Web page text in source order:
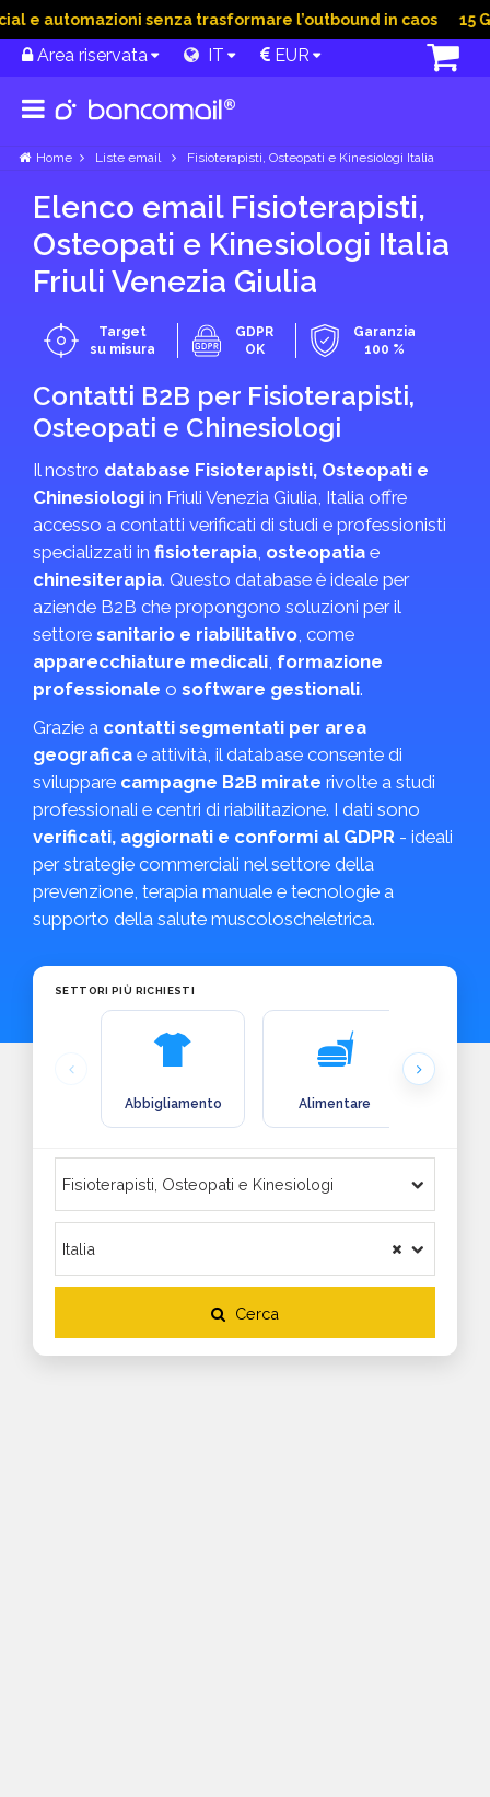
automazioni senza trasformare l’outbound in caos 15 Giu
Area riservata IT EUR
Home Liste email Fisioterapisti, Osteopati e Kinesiologi Italia
Elenco email Fisioterapisti,
Osteopati e Kinesiologi Italia
Friuli Venezia Giulia
Target
su misura
GDPR
OK
Garanzia
100 %
Contatti B2B per Fisioterapisti,
Osteopati e Chinesiologi
Il nostro database Fisioterapisti, Osteopati e
Chinesiologi in Friuli Venezia Giulia, Italia offre
accesso a contatti verificati di studi e professionisti
specializzati in fisioterapia, osteopatia e
chinesiterapia. Questo database è ideale per
aziende B2B che propongono soluzioni per il
settore sanitario e riabilitativo, come
apparecchiature medicali, formazione
professionale o software gestionali.
Grazie a contatti segmentati per area
geografica e attività, il database consente di
sviluppare campagne B2B mirate rivolte a studi
professionali e centri di riabilitazione. I dati sono
verificati, aggiornati e conformi al GDPR - ideali
per strategie commerciali nel settore della
prevenzione, terapia manuale e tecnologie a
supporto della salute muscoloscheletrica.
SETTORI PIÙ RICHIESTI
Abbigliamento Alimentare
Cerca